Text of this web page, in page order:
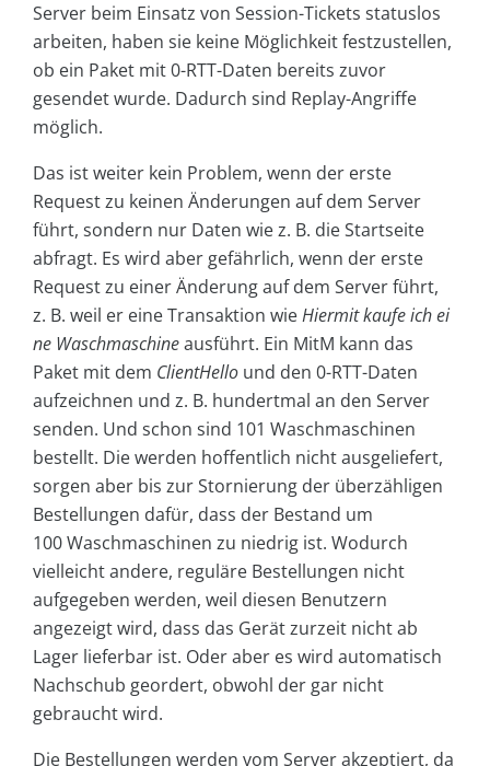
Server beim Einsatz von Session-Tickets statuslos
arbeiten, haben sie keine Möglichkeit festzustellen,
ob ein Paket mit 0-RTT-Daten bereits zuvor
gesendet wurde. Dadurch sind Replay-Angriffe
möglich.
Das ist weiter kein Problem, wenn der erste
Request zu keinen Änderungen auf dem Server
führt, sondern nur Daten wie z. B. die Startseite
abfragt. Es wird aber gefährlich, wenn der erste
Request zu einer Änderung auf dem Server führt,
z. B. weil er eine Transaktion wieHiermit kaufe ich ei
ne Waschmaschineausführt. Ein MitM kann das
Paket mit dem ClientHello und den 0-RTT-Daten
aufzeichnen und z. B. hundertmal an den Server
senden. Und schon sind 101 Waschmaschinen
bestellt. Die werden hoffentlich nicht ausgeliefert,
sorgen aber bis zur Stornierung der überzähligen
Bestellungen dafür, dass der Bestand um
100 Waschmaschinen zu niedrig ist. Wodurch
vielleicht andere, reguläre Bestellungen nicht
aufgegeben werden, weil diesen Benutzern
angezeigt wird, dass das Gerät zurzeit nicht ab
Lager lieferbar ist. Oder aber es wird automatisch
Nachschub geordert, obwohl der gar nicht
gebraucht wird.
Die Bestellungen werden vom Server akzeptiert, da